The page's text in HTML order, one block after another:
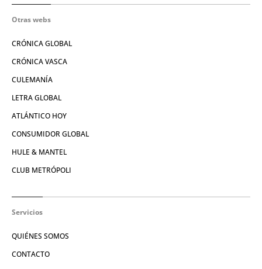
Otras webs
CRÓNICA GLOBAL
CRÓNICA VASCA
CULEMANÍA
LETRA GLOBAL
ATLÁNTICO HOY
CONSUMIDOR GLOBAL
HULE & MANTEL
CLUB METRÓPOLI
Servicios
QUIÉNES SOMOS
CONTACTO